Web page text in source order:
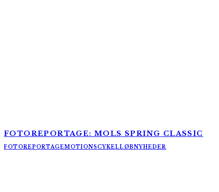
FOTOREPORTAGE: MOLS SPRING CLASSIC
FOTOREPORTAGEMOTIONSCYKELLØBNYHEDER